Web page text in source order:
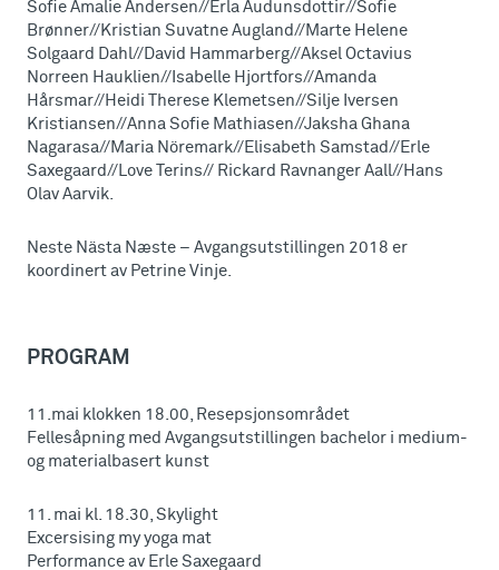
Sofie Amalie Andersen//Erla Audunsdottir//Sofie
Brønner//Kristian Suvatne Augland//Marte Helene
Solgaard Dahl//David Hammarberg//Aksel Octavius
Norreen Hauklien//Isabelle Hjortfors//Amanda
Hårsmar//Heidi Therese Klemetsen//Silje Iversen
Kristiansen//Anna Sofie Mathiasen//Jaksha Ghana
Nagarasa//Maria Nöremark//Elisabeth Samstad//Erle
Saxegaard//Love Terins// Rickard Ravnanger Aall//Hans
Olav Aarvik.
Neste Nästa Næste – Avgangsutstillingen 2018 er
koordinert av Petrine Vinje.
PROGRAM
11.mai klokken 18.00, Resepsjonsområdet
Fellesåpning med Avgangsutstillingen bachelor i medium-
og materialbasert kunst
11. mai kl. 18.30, Skylight
Excersising my yoga mat
Performance av Erle Saxegaard